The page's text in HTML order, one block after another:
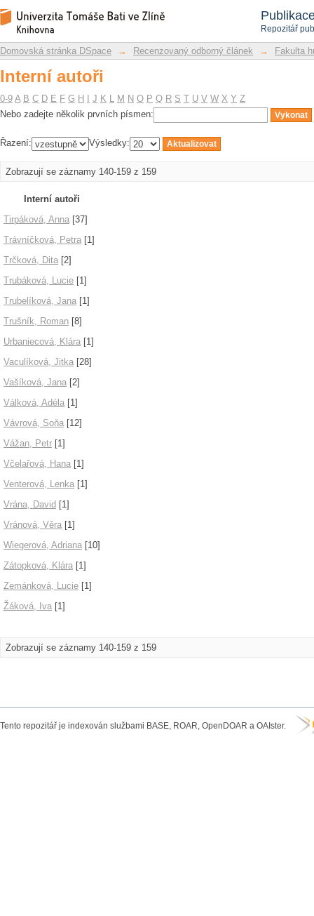
Repozitář
Interní autoři
Repozitář DSpace/Manakin
Domovská stránka DSpace → Recenzovaný odborný článek → Fakulta
Interní autoři
0-9 A B C D E F G H J K L M N O P Q R S T U V W X Y Z
Nebo zadejte několik prvních písmen:
Řazení: Výsledky:
Zobrazují se záznamy 140-159 z 159
Interní autoři
Tirpáková, Anna [37]
Trávníčková, Petra [1]
Trčková, Dita [2]
Trubáková, Lucie [1]
Trubelíková, Jana [1]
Trušník, Roman [8]
Urbaniecová, Klára [1]
Vaculíková, Jitka [28]
Vašíková, Jana [2]
Válková, Adéla [1]
Vávrová, Soňa [12]
Vážan, Petr [1]
Včelařová, Hana [1]
Venterová, Lenka [1]
Vrána, David [1]
Vránová, Věra [1]
Wiegerová, Adriana [10]
Zátopková, Klára [1]
Zemánková, Lucie [1]
Žáková, Iva [1]
Zobrazují se záznamy 140-159 z 159
Tento repozitář je indexován službami BASE, ROAR, OpenDOAR a OAIster.